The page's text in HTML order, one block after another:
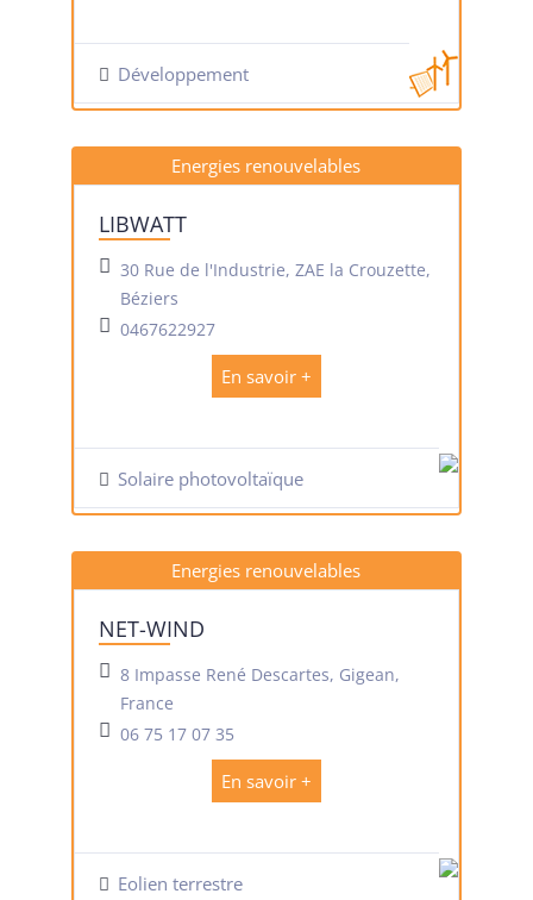
Développement
Energies renouvelables
LIBWATT
30 Rue de l'Industrie, ZAE la Crouzette,
Béziers
0467622927
En savoir +
Solaire photovoltaïque
Energies renouvelables
NET-WIND
8 Impasse René Descartes, Gigean,
France
06 75 17 07 35
En savoir +
Eolien terrestre